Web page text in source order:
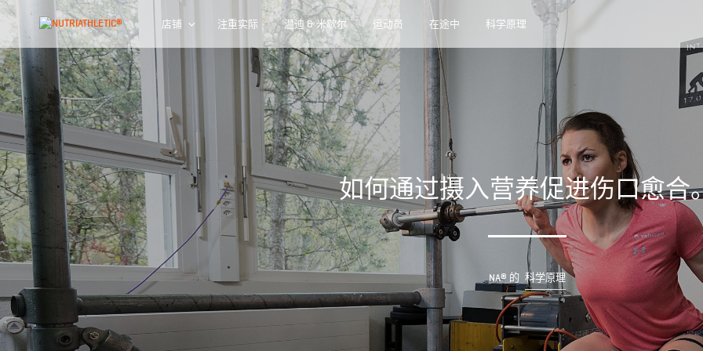
店铺 注重实际 温迪 & 米歇尔 运动员 在途中 科学原理
如何通过摄入营养促进伤口愈合
NA® 的 科学原理